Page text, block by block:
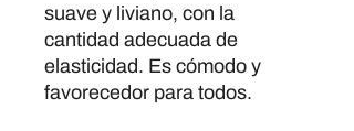
suave y liviano, con la
cantidad adecuada de
elasticidad. Es cómodo y
favorecedor para todos.